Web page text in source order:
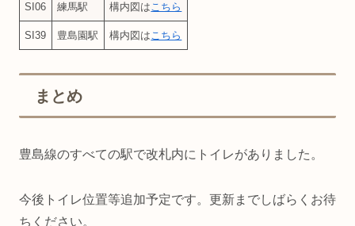
SI06 練馬駅 構内図はこちら
SI39 豊島園駅 構内図はこちら
まとめ
豊島線のすべての駅で改札内にトイレがありました。
今後トイレ位置等追加予定です。更新までしばらくお待
ちください。